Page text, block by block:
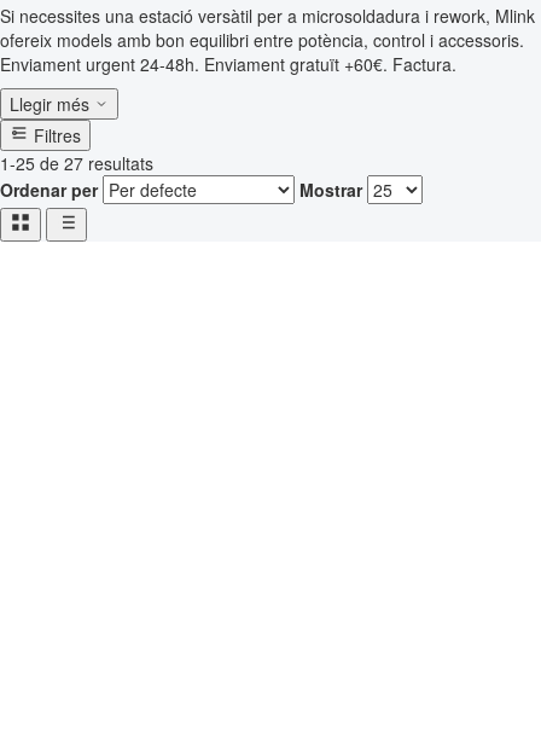
Si necessites una estació versàtil per a microsoldadura i rework, Mlink
ofereix models amb bon equilibri entre potència, control i accessoris.
Enviament urgent 24-48h. Enviament gratuït +60€. Factura.
Llegir més
Filtres
1-25 de 27 resultats
Ordenar per
Mostrar